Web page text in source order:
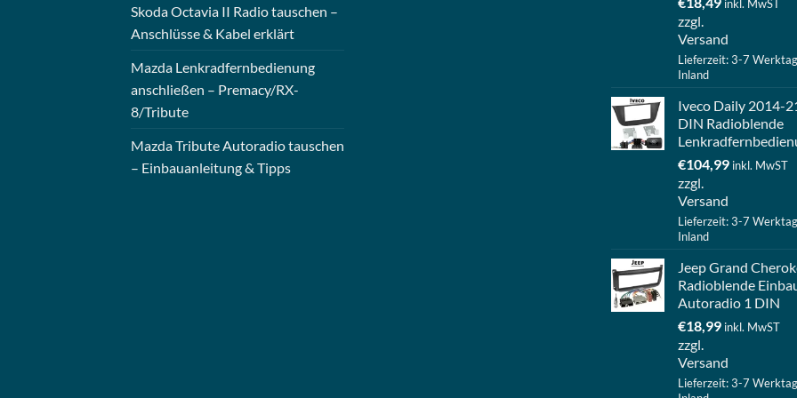
Skoda Octavia II Radio tauschen –
Anschlüsse & Kabel erklärt
Mazda Lenkradfernbedienung
anschließen – Premacy/RX-
8/Tribute
Mazda Tribute Autoradio tauschen
– Einbauanleitung & Tipps
inkl. MwST
zzgl.
Versand
Lieferzeit: 3-7
Inland
Iveco Daily 2014-
DIN Radioblende
€104,99 inkl. MwST
zzgl.
Versand
Lieferzeit: 3-7
Inland
Jeep Grand
Radioblende
Autoradio 1 DIN
€18,99 inkl. MwST
zzgl.
Versand
Lieferzeit: 3-7